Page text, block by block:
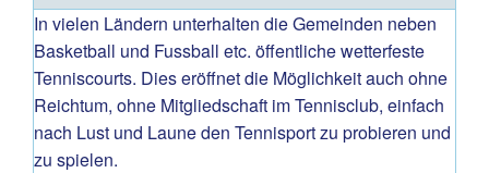
In vielen Ländern unterhalten die Gemeinden neben
Basketball und Fussball etc. öffentliche wetterfeste
Tenniscourts. Dies eröffnet die Möglichkeit auch ohne
Reichtum, ohne Mitgliedschaft im Tennisclub, einfach
nach Lust und Laune den Tennisport zu probieren und
zu spielen.